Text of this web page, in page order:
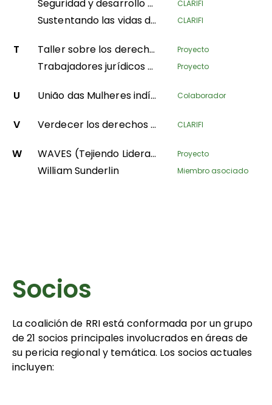
Seguridad y desarrollo de tierras de las aldeas en el territorio de Bikoro CLARIFI
Sustentando las vidas de los pueblos indígenas y la conservación de la naturaleza CLARIFI
T Taller sobre los derechos colectivos de las comunidades negras Proyecto
Trabajadores jurídicos comunitarios sobre el terreno Proyecto
U União das Mulheres indígenas da Amazônia Brasileira Colaborador
V Verdecer los derechos territoriales de las comunidades forestales en la República Gabonesa CLARIFI
W WAVES (Tejiendo Liderazgo para la Igualdad de Género) Proyecto
William Sunderlin Miembro asociado
Socios
La coalición de RRI está conformada por un grupo
de 21 socios principales involucrados en áreas de
su pericia regional y temática. Los socios actuales
incluyen: